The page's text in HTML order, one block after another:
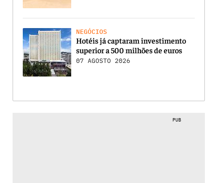
NEGÓCIOS
Hotéis já captaram investimento
superior a 500 milhões de euros
07 AGOSTO 2026
PUB